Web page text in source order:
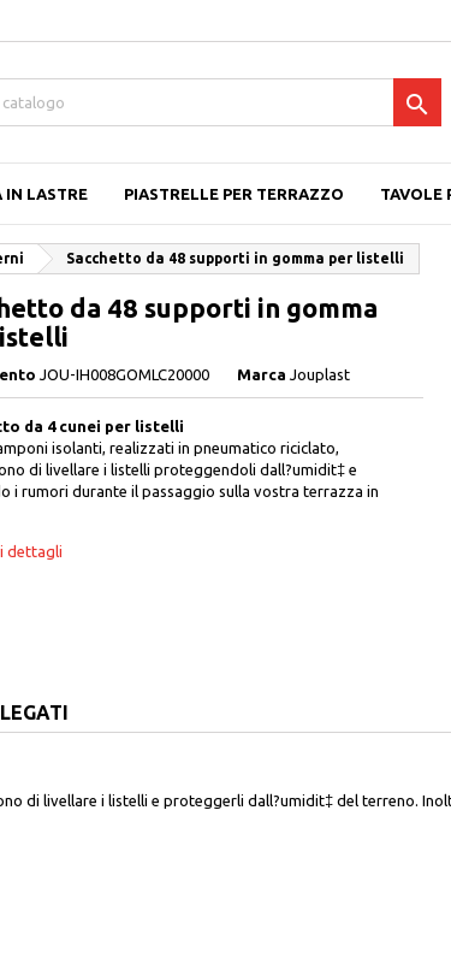

IN LASTRE PIASTRELLE PER TERRAZZO TAVOLE
Sacchetto da 48 supporti in gomma per listelli
da 48 supporti in gomma
JOU-IH008GOMLC20000 Marca Jouplast
da 4 cunei per listelli
isolanti, realizzati in pneumatico riciclato,
di livellare i listelli proteggendoli dall?umidit‡ e
i rumori durante il passaggio sulla vostra terrazza in
dettagli
di livellare i listelli e proteggerli dall?umidit‡ del terreno.